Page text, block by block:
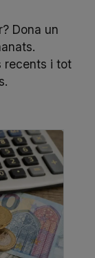
Dona un
recents i tot